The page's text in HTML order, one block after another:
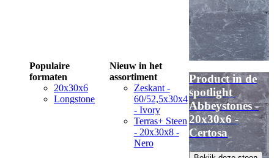
Populaire
formaten
20x30x6
Longstone
Nieuw in het
assortiment
Zeskant -
60/52,5x30x4
- Ivory
Terras+ Steen
- 20x30x8 -
Nero
Product in de
spotlight
Abbeystones -
20x30x6 -
Certosa